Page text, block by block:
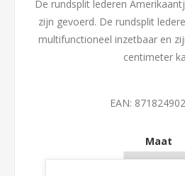
De rundsplit lederen
zijn gevoerd. De rundsplit
multifunctioneel inzetbaar en
centimeter
EAN:
Maat